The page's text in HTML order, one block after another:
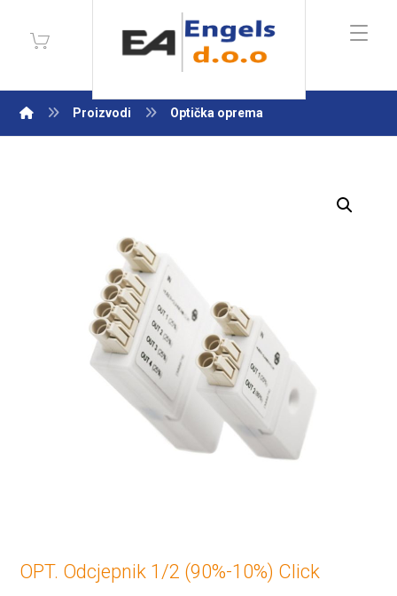
Proizvodi Optička oprema
OPT. Odcjepnik 1/2 (90%-10%) Click